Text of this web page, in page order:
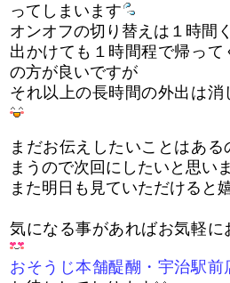
ってしまいます
オンオフの切り替えは１時間
出かけても１時間程で帰って
の方が良いですが
それ以上の長時間の外出は
まだお伝えしたいことはあ
まうので次回にしたいと思い
また明日も見ていただけると
気になる事があればお気軽に
おそうじ本舗醍醐・宇治駅前